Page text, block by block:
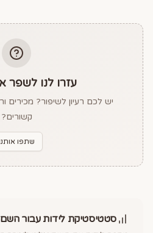
עזרו לנו לשפר
יש לכם רעיון לשיפור? מכירים
קשורים?
שתפו
סטטיסטיקת לידות עבור השם